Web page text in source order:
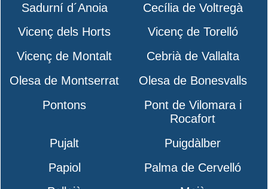
Sadurní d´Anoia
Cecília de Voltregà
Vicenç dels Horts
Vicenç de Torelló
Vicenç de Montalt
Cebrià de Vallalta
Olesa de Montserrat
Olesa de Bonesvalls
Pontons
Pont de Vilomara i
Rocafort
Pujalt
Puigdàlber
Papiol
Palma de Cervelló